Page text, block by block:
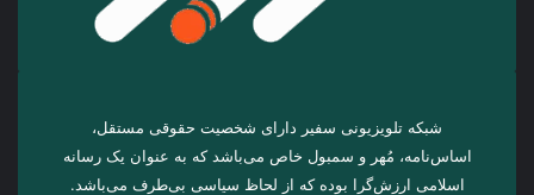
شبکه تلویزیونی سفیر دارای شخصیت حقوقی مستقل،
اساس‌نامه، مُهر و سمبول خاص می‌باشد که به عنوان یک رسانه
اسلامی ارزش‌گرا بوده که از لحاظ سیاسی بی‌طرف می‌باشد.